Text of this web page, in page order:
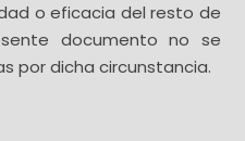
o eficacia del resto de
documento no se
por dicha circunstancia.